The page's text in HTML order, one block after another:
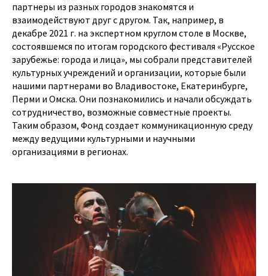
партнеры из разных городов знакомятся и
взаимодействуют друг с другом. Так, например, в
декабре 2021 г. на экспертном круглом столе в Москве,
состоявшемся по итогам городского фестиваля «Русское
зарубежье: города и лица», мы собрали представителей
культурных учреждений и организации, которые были
нашими партнерами во Владивостоке, Екатеринбурге,
Перми и Омска. Они познакомились и начали обсуждать
сотрудничество, возможные совместные проекты.
Таким образом, Фонд создает коммуникационную среду
между ведущими культурными и научными
организациями в регионах.